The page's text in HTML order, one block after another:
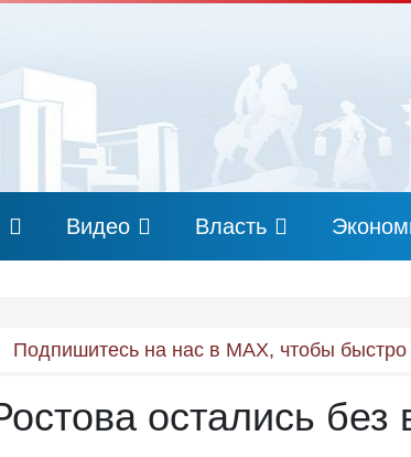
Видео Власть
Подпишитесь на нас в MAX, чтобы
остались без